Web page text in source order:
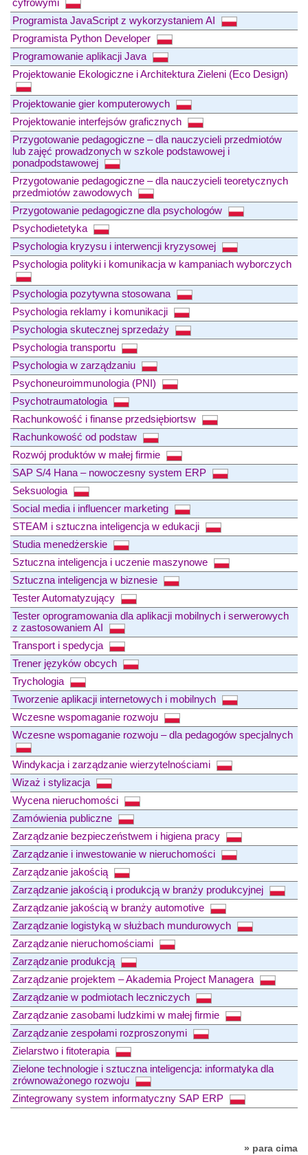
cyfrowymi
Programista JavaScript z wykorzystaniem AI
Programista Python Developer
Programowanie aplikacji Java
Projektowanie Ekologiczne i Architektura Zieleni (Eco Design)
Projektowanie gier komputerowych
Projektowanie interfejsów graficznych
Przygotowanie pedagogiczne – dla nauczycieli przedmiotów
lub zajęć prowadzonych w szkole podstawowej i
ponadpodstawowej
Przygotowanie pedagogiczne – dla nauczycieli teoretycznych
przedmiotów zawodowych
Przygotowanie pedagogiczne dla psychologów
Psychodietetyka
Psychologia kryzysu i interwencji kryzysowej
Psychologia polityki i komunikacja w kampaniach wyborczych
Psychologia pozytywna stosowana
Psychologia reklamy i komunikacji
Psychologia skutecznej sprzedaży
Psychologia transportu
Psychologia w zarządzaniu
Psychoneuroimmunologia (PNI)
Psychotraumatologia
Rachunkowość i finanse przedsiębiortsw
Rachunkowość od podstaw
Rozwój produktów w małej firmie
SAP S/4 Hana – nowoczesny system ERP
Seksuologia
Social media i influencer marketing
STEAM i sztuczna inteligencja w edukacji
Studia menedżerskie
Sztuczna inteligencja i uczenie maszynowe
Sztuczna inteligencja w biznesie
Tester Automatyzujący
Tester oprogramowania dla aplikacji mobilnych i serwerowych
z zastosowaniem AI
Transport i spedycja
Trener języków obcych
Trychologia
Tworzenie aplikacji internetowych i mobilnych
Wczesne wspomaganie rozwoju
Wczesne wspomaganie rozwoju – dla pedagogów specjalnych
Windykacja i zarządzanie wierzytelnościami
Wizaż i stylizacja
Wycena nieruchomości
Zamówienia publiczne
Zarządzanie bezpieczeństwem i higiena pracy
Zarządzanie i inwestowanie w nieruchomości
Zarządzanie jakością
Zarządzanie jakością i produkcją w branży produkcyjnej
Zarządzanie jakością w branży automotive
Zarządzanie logistyką w służbach mundurowych
Zarządzanie nieruchomościami
Zarządzanie produkcją
Zarządzanie projektem – Akademia Project Managera
Zarządzanie w podmiotach leczniczych
Zarządzanie zasobami ludzkimi w małej firmie
Zarządzanie zespołami rozproszonymi
Zielarstwo i fitoterapia
Zielone technologie i sztuczna inteligencja: informatyka dla
zrównoważonego rozwoju
Zintegrowany system informatyczny SAP ERP
» para cima